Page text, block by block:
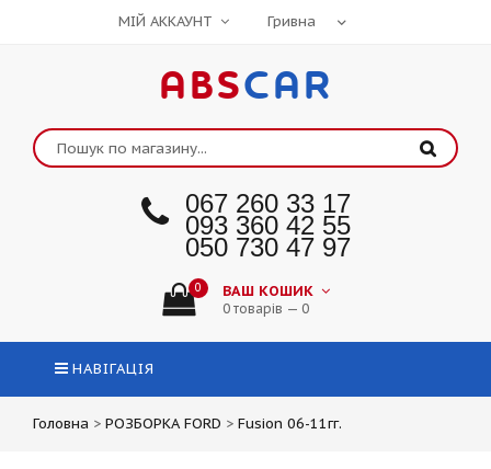
МІЙ АККАУНТ
ABSCAR
067 260 33 17
093 360 42 55
050 730 47 97
0 ВАШ КОШИК
0 товарів — 0
НАВІГАЦІЯ
Головна > РОЗБОРКА FORD > Fusion 06-11гг.